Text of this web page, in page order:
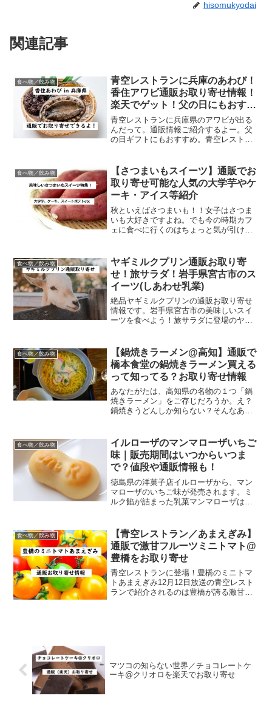
hisomukyodai
関連記事
食べ物／飲み物
青空レストランに兵庫のあわび！
香住アワビ通販お取り寄せ情報！
楽天でゲット！父の日にもおすす
め
青空レストランに兵庫県のアワビが出る
んだって。通販情報ご紹介するよー。父
の日ギフトにもおすすめ。青空レストラ
後6時30分から、日本テレビ(読売テレビ)
で放送される...
食べ物／飲み物
【さつまいもスイーツ】通販でお
取り寄せ可能な人気の大学芋やケ
ーキ・アイス等紹介
秋といえばさつまいも！！女子はさつま
いも大好きですよね。でも今の時期カフ
ェに食べに行くのはちょっと気が引け
販の人気さつまいもデザートをご紹介
♪♪TVで何度も取り上げられ...
食べ物／飲み物
ヤギミルクプリン通販お取り寄
せ！旅サラダ！岩手県宮古市のス
イーツ(しあわせ乳業)
絶品ヤギミルクプリンの通販お取り寄せ
情報です。岩手県宮古市の美味しいスイ
ーツを食べよう！旅サラダに登場のヤギ
せ牧場(@shiawase_farm)がシェアした...
食べ物／飲み物
【鍋焼きラーメン@高知】通販で
橋本食堂の鍋焼きラーメン買える
って知ってる？お取り寄せ情報
あなたがたは、高知県の名物の１つ「鍋
焼きラーメン」をご存じだろうか。え？
鍋焼きうどんしか知らない？そんなあな
情報をご紹介します。高知県の鍋焼きラ
ーメンとは？鍋焼きラーメ...
食べ物／飲み物
イルローザのマンマローザいちご
味｜販売期間はいつからいつま
で？値段や通販情報も！
徳島県の洋菓子店イルローザから、マン
マローザのいちご味が発売されます。ミ
ルク餡が詰まった乳菓マンマローザは、
スイーツです。いちご味のマンマローザ
は季節限定スイーツとなり...
食べ物／飲み物
【青空レストラン／あまえぎみ】
通販で激甘フルーツミニトマト@
豊橋をお取り寄せ
青空レストランに登場！豊橋のミニトマ
トあまえぎみ12月12日放送の青空レスト
ランで紹介されるのは豊橋が誇る激甘フ
マツコの知らない世界／チョコレートケ
ーキ@クリオロを楽天でお取り寄せ